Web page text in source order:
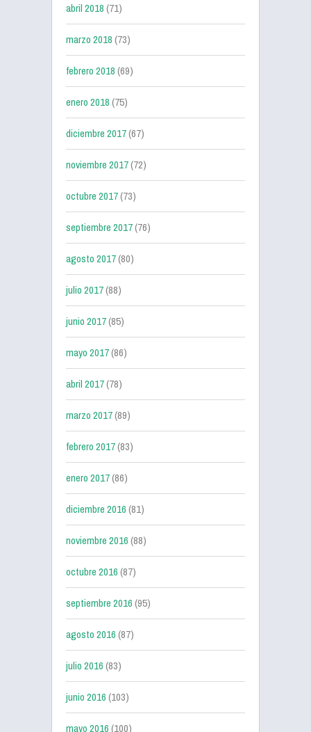
abril 2018(71)
marzo 2018(73)
febrero 2018(69)
enero 2018(75)
diciembre 2017(67)
noviembre 2017(72)
octubre 2017(73)
septiembre 2017(76)
agosto 2017(80)
julio 2017(88)
junio 2017(85)
mayo 2017(86)
abril 2017(78)
marzo 2017(89)
febrero 2017(83)
enero 2017(86)
diciembre 2016(81)
noviembre 2016(88)
octubre 2016(87)
septiembre 2016(95)
agosto 2016(87)
julio 2016(83)
junio 2016(103)
mayo 2016(100)